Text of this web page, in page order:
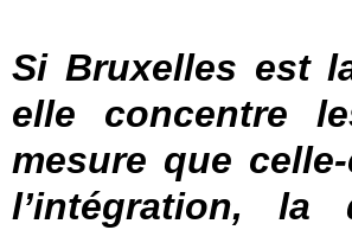
Si Bruxelles est
elle concentre
mesure que
l’intégration,